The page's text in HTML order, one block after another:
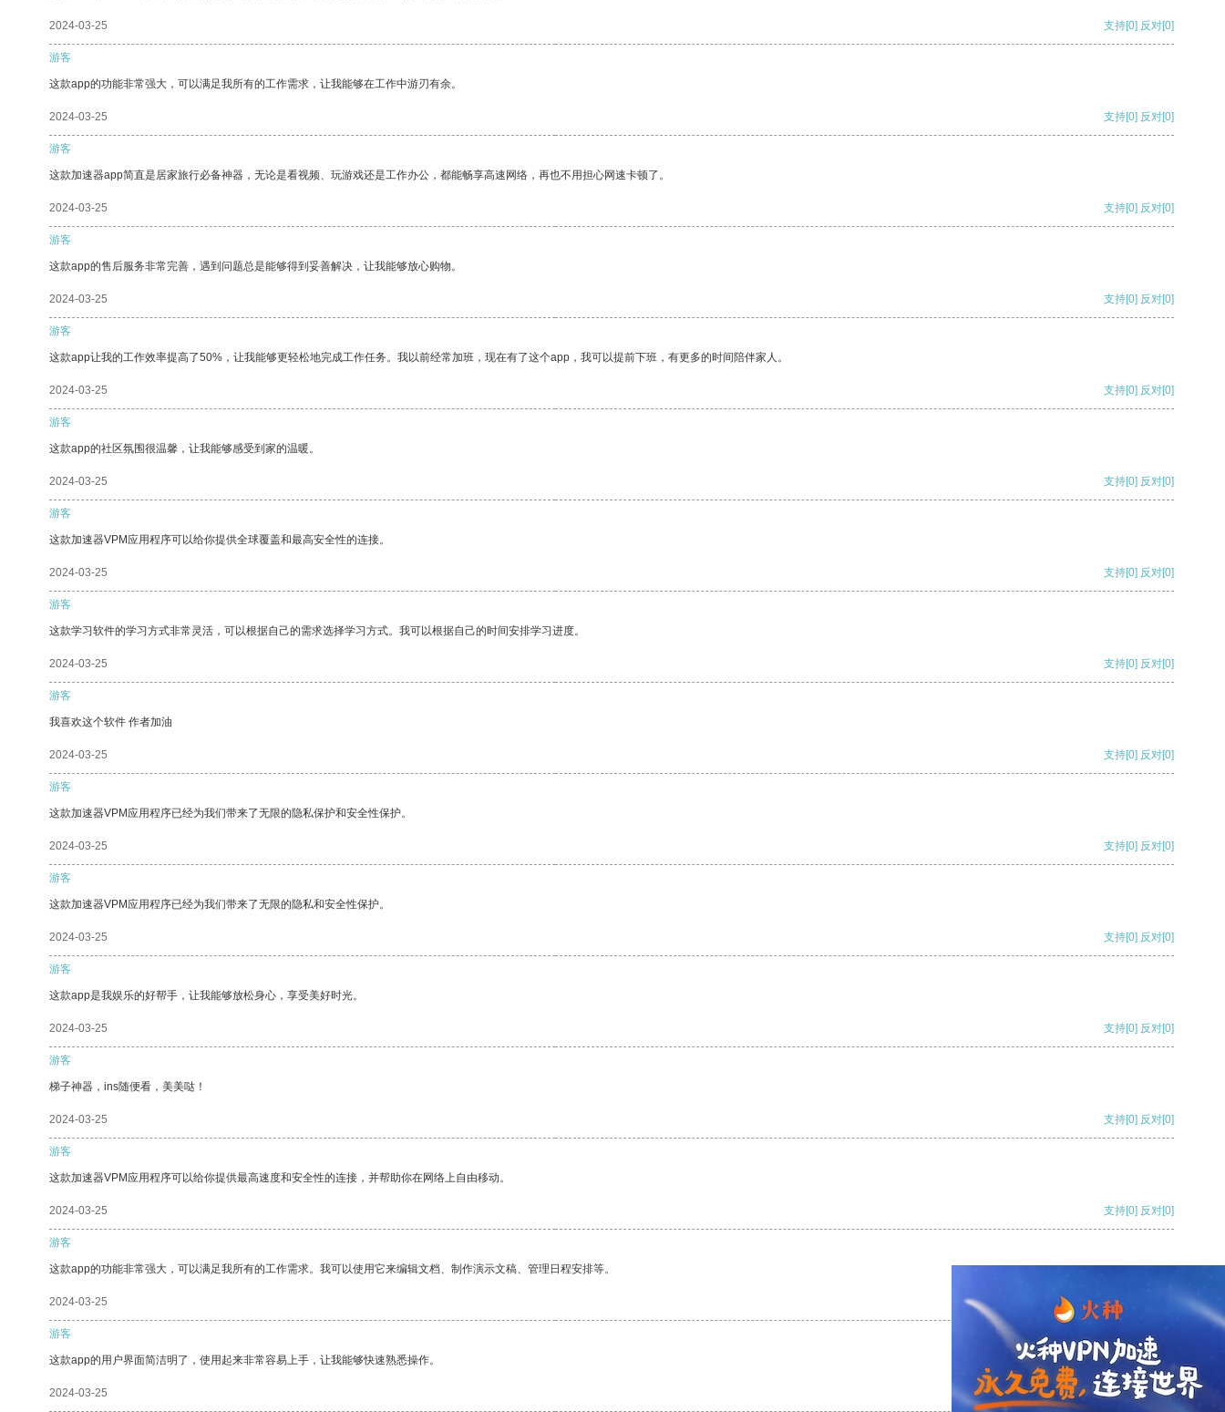
2024-03-25 支持[0] 反对[0]
游客
这款app的功能非常强大，可以满足我所有的工作需求，让我能够在工作中游刃有余。
2024-03-25 支持[0] 反对[0]
游客
这款加速器app简直是居家旅行必备神器，无论是看视频、玩游戏还是工作办公，都能畅享高速网络，再也不用担心网速卡顿了。
2024-03-25 支持[0] 反对[0]
游客
这款app的售后服务非常完善，遇到问题总是能够得到妥善解决，让我能够放心购物。
2024-03-25 支持[0] 反对[0]
游客
这款app让我的工作效率提高了50%，让我能够更轻松地完成工作任务。我以前经常加班，现在有了这个app，我可以提前下班，有更多的时间陪伴家人。
2024-03-25 支持[0] 反对[0]
游客
这款app的社区氛围很温馨，让我能够感受到家的温暖。
2024-03-25 支持[0] 反对[0]
游客
这款加速器VPM应用程序可以给你提供全球覆盖和最高安全性的连接。
2024-03-25 支持[0] 反对[0]
游客
这款学习软件的学习方式非常灵活，可以根据自己的需求选择学习方式。我可以根据自己的时间安排学习进度。
2024-03-25 支持[0] 反对[0]
游客
我喜欢这个软件 作者加油
2024-03-25 支持[0] 反对[0]
游客
这款加速器VPM应用程序已经为我们带来了无限的隐私保护和安全性保护。
2024-03-25 支持[0] 反对[0]
游客
这款加速器VPM应用程序已经为我们带来了无限的隐私和安全性保护。
2024-03-25 支持[0] 反对[0]
游客
这款app是我娱乐的好帮手，让我能够放松身心，享受美好时光。
2024-03-25 支持[0] 反对[0]
游客
梯子神器，ins随便看，美美哒！
2024-03-25 支持[0] 反对[0]
游客
这款加速器VPM应用程序可以给你提供最高速度和安全性的连接，并帮助你在网络上自由移动。
2024-03-25 支持[0] 反对[0]
游客
这款app的功能非常强大，可以满足我所有的工作需求。我可以使用它来编辑文档、制作演示文稿、管理日程安排等。
2024-03-25 支持
游客
这款app的用户界面简洁明了，使用起来非常容易上手，让我能够快速熟悉操作。
2024-03-25 支持[0] 反对[0]